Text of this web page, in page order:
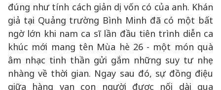
đúng như tính cách giản dị vốn có của anh. Khán
giả tại Quảng trường Bình Minh đã có một bất
ngờ lớn khi nam ca sĩ lần đầu tiên trình diễn ca
khúc mới mang tên Mùa hè 26 - một món quà
âm nhạc tinh thần gửi gắm những suy tư nhẹ
nhàng về thời gian. Ngay sau đó, sự đồng điệu
giữa hàng vạn con người được nối dài qua